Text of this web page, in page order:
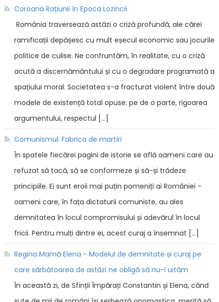
Coroana Rațiunii în Epoca Lozincii
România traversează astăzi o criză profundă, ale cărei
ramificații depășesc cu mult eșecul economic sau jocurile
politice de culise. Ne confruntăm, în realitate, cu o criză
acută a discernământului și cu o degradare programată a
spațiului moral. Societatea s-a fracturat violent între două
modele de existență total opuse: pe de o parte, rigoarea
argumentului, respectul […]
Comunismul: Fabrica de martiri
În spatele fiecărei pagini de istorie se află oameni care au
refuzat să tacă, să se conformeze și să-și trădeze
principiile. Ei sunt eroii mai puțin pomeniți ai României -
oameni care, în fața dictaturii comuniste, au ales
demnitatea în locul compromisului și adevărul în locul
fricii. Pentru mulți dintre ei, acest curaj a însemnat […]
Regina Mamă Elena - Modelul de demnitate și curaj pe
care sărbătoarea de astăzi ne obligă să nu-l uităm
În această zi, de Sfinții Împărați Constantin și Elena, când